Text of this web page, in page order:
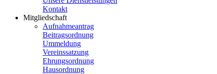
Kontakt
Mitgliedschaft
Aufnahmeantrag
Beitragsordnung
Ummeldung
Vereinssatzung
Ehrungsordnung
Hausordnung